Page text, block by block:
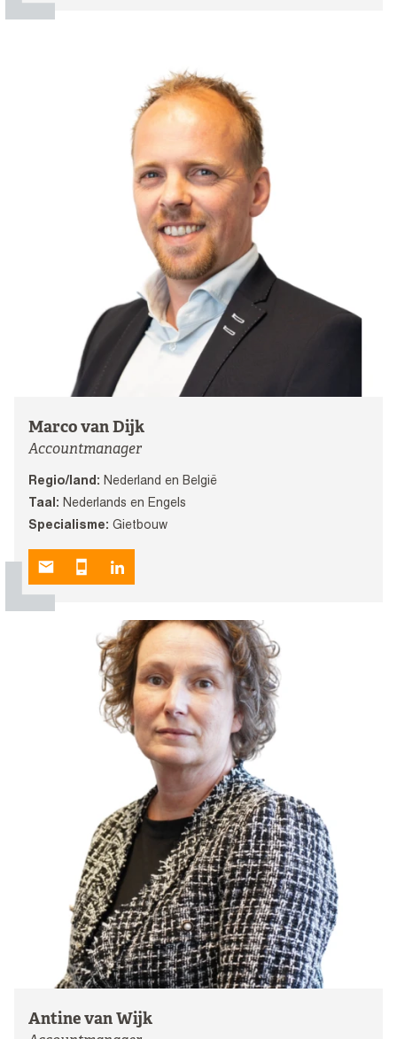
Marco van Dijk
Accountmanager
Regio/land: Nederland en België
Taal: Nederlands en Engels
Specialisme: Gietbouw
Antine van Wijk